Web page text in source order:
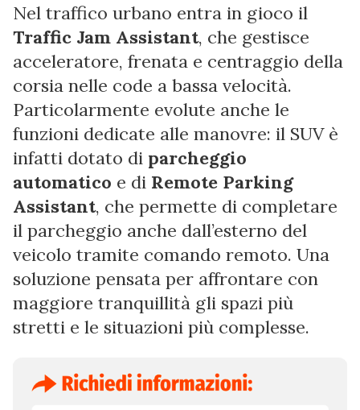
Nel traffico urbano entra in gioco il
Traffic Jam Assistant, che gestisce
acceleratore, frenata e centraggio della
corsia nelle code a bassa velocità.
Particolarmente evolute anche le
funzioni dedicate alle manovre: il SUV è
infatti dotato di parcheggio
automatico e di Remote Parking
Assistant, che permette di completare
il parcheggio anche dall’esterno del
veicolo tramite comando remoto. Una
soluzione pensata per affrontare con
maggiore tranquillità gli spazi più
stretti e le situazioni più complesse.